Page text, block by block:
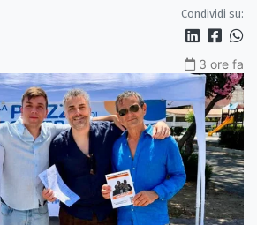
Condividi su:
3 ore fa